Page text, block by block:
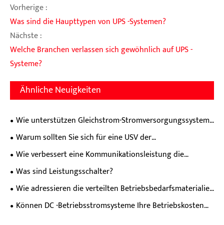
Vorherige :
Was sind die Haupttypen von UPS -Systemen?
Nächste :
Welche Branchen verlassen sich gewöhnlich auf UPS -
Systeme?
Ähnliche Neuigkeiten
Wie unterstützen Gleichstrom-Stromversorgungssysteme
eine stabile industrielle Stromverteilung?
Warum sollten Sie sich für eine USV der
Hochfrequenzserie für einen Leistungsschutz der nächsten
Stufe entscheiden?
Wie verbessert eine Kommunikationsleistung die
Zuverlässigkeit moderner Netzwerke?
Was sind Leistungsschalter?
Wie adressieren die verteilten Betriebsbedarfsmaterialien
Stromversorgungsschmerzpunkte von dezentralen Geräten
über wichtige Felder hinweg?
Können DC -Betriebsstromsysteme Ihre Betriebskosten